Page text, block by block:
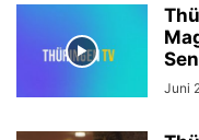
Juni